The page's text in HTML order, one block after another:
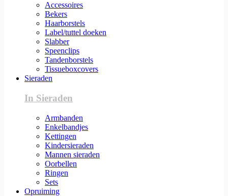
Accessoires
Bekers
Haarborstels
Label/tuttel doeken
Slabber
Speenclips
Tandenborstels
Tissueboxcovers
Sieraden
In Sieraden
Armbanden
Enkelbandjes
Kettingen
Kindersieraden
Mannen sieraden
Oorbellen
Ringen
Sets
Opruiming